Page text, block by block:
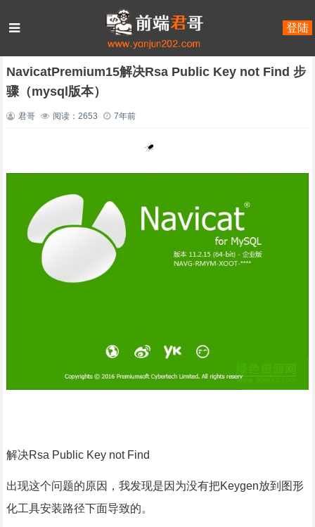
登陆
正文
NavicatPremium15解决Rsa Public Key not Find 步
骤（mysql版本）
君哥 阅读：2653 7年前
解决Rsa Public Key not Find
出现这个问题的原因，我发现是因为没有把Keygen放到图形
化工具安装路径下面导致的。